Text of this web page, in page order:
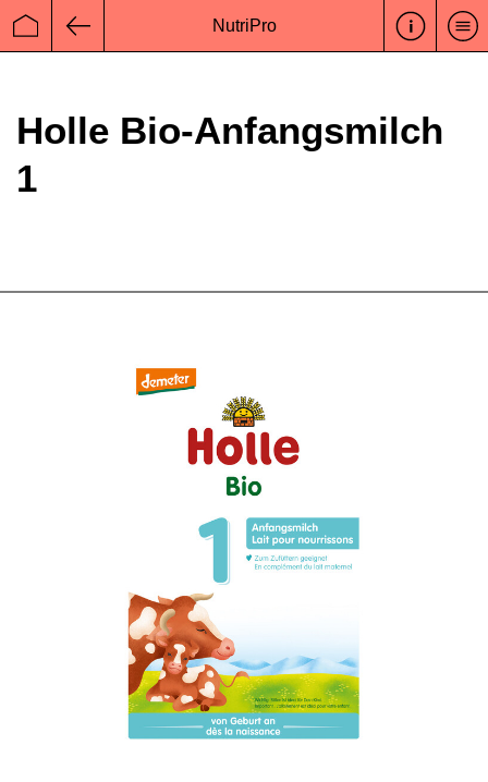
Startseite
NutriPro
Holle Bio-Anfangsmilch
1